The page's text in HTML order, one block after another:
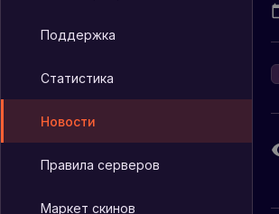
Поддержка
Статистика
Новости
Правила серверов
Маркет скинов